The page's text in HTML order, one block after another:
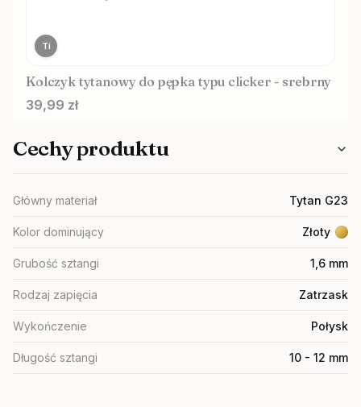
Ti
Kolczyk tytanowy do pępka typu clicker - srebrny
Cena
39,99 zł
Cechy produktu
Główny materiał Tytan G23
Kolor dominujący Złoty
Grubość sztangi 1,6 mm
Rodzaj zapięcia Zatrzask
Wykończenie Połysk
Długość sztangi 10 - 12 mm